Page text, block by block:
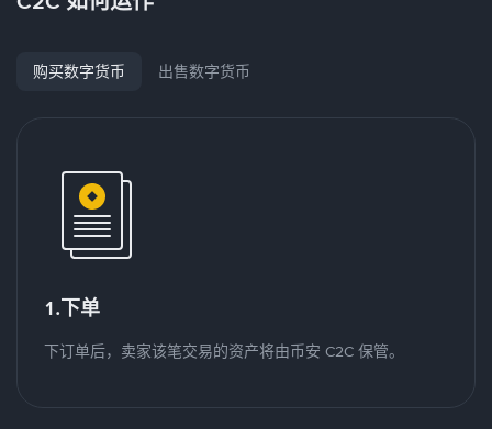
购买数字货币 出售数字货币
1.下单
下订单后，卖家该笔交易的资产将由币安 C2C 保管。